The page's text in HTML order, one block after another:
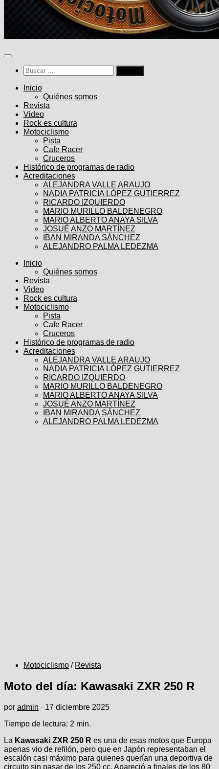
Buscar:
Inicio
Quiénes somos
Revista
Video
Rock es cultura
Motociclismo
Pista
Cafe Racer
Cruceros
Histórico de programas de radio
Acreditaciones
ALEJANDRA VALLE ARAUJO
NADIA PATRICIA LÓPEZ GUTIERREZ
RICARDO IZQUIERDO
MARIO MURILLO BALDENEGRO
MARIO ALBERTO ANAYA SILVA
JOSUÉ ANZO MARTÍNEZ
IBAN MIRANDA SÁNCHEZ
ALEJANDRO PALMA LEDEZMA
Inicio
Quiénes somos
Revista
Video
Rock es cultura
Motociclismo
Pista
Cafe Racer
Cruceros
Histórico de programas de radio
Acreditaciones
ALEJANDRA VALLE ARAUJO
NADIA PATRICIA LÓPEZ GUTIERREZ
RICARDO IZQUIERDO
MARIO MURILLO BALDENEGRO
MARIO ALBERTO ANAYA SILVA
JOSUÉ ANZO MARTÍNEZ
IBAN MIRANDA SÁNCHEZ
ALEJANDRO PALMA LEDEZMA
Motociclismo / Revista
Moto del día: Kawasaki ZXR 250 R
por admin · 17 diciembre 2025
Tiempo de lectura: 2 min.
La Kawasaki ZXR 250 R es una de esas motos que Europa
apenas vio de refilón, pero que en Japón representaban el
escalón casi máximo para quienes querían una deportiva de
circuito sin pasar de los 250 cc. Apareció a finales de los 80